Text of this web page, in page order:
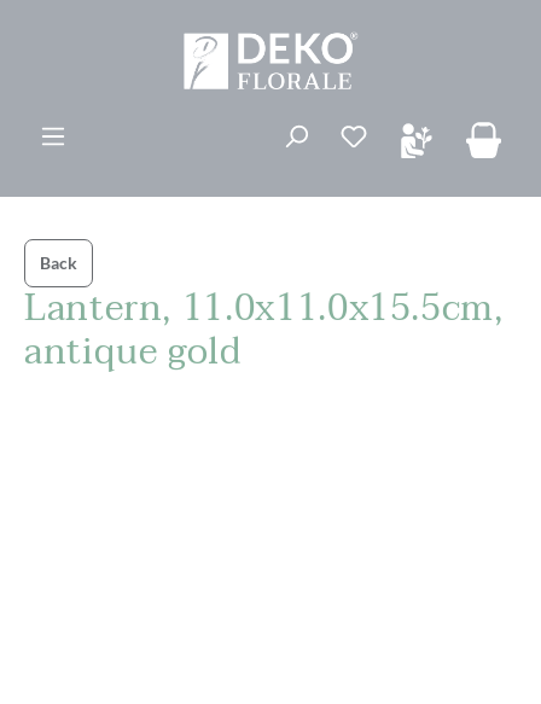
Du har 0
Back
Lantern, 11.0x11.0x15.5cm,
antique gold